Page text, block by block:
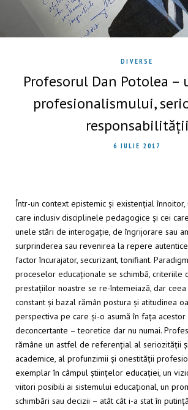
DIVERSE
Profesorul Dan Potolea –
profesionalismului,
responsabilității
6 IULIE 2017
Într-un context epistemic și existențial înnoitor,
care inclusiv disciplinele pedagogice și cei
unele stări de interogație, de îngrijorare sau
surprinderea sau revenirea la repere
factor încurajator, securizant, tonifiant.
proceselor educaționale se schimbă, criteriile
prestațiilor noastre se re-întemeiază, dar
constant și bazal rămân postura și atitudinea
perspectiva pe care și-o asumă în fața acestor
deconcertante – teoretice dar nu numai.
rămâne un astfel de referențial al seriozității
academice, al profunzimii și onestității
exemplar în câmpul științelor educației, un
viitori posibili ai sistemului educațional, un
schimbări sau decizii – atât cât i-a stat în